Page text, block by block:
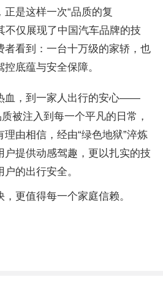
是这样一次“品质的复
不仅展现了中国汽车品牌的技
者看到：一台十万级的家轿，也
底蕴与安全保障。
血，到一家人出行的安心——
被注入到每一个平凡的日常，
由相信，经由“绿色地狱”淬炼
户提供动感驾趣，更以扎实的技
的出行安全。
更值得每一个家庭信赖。